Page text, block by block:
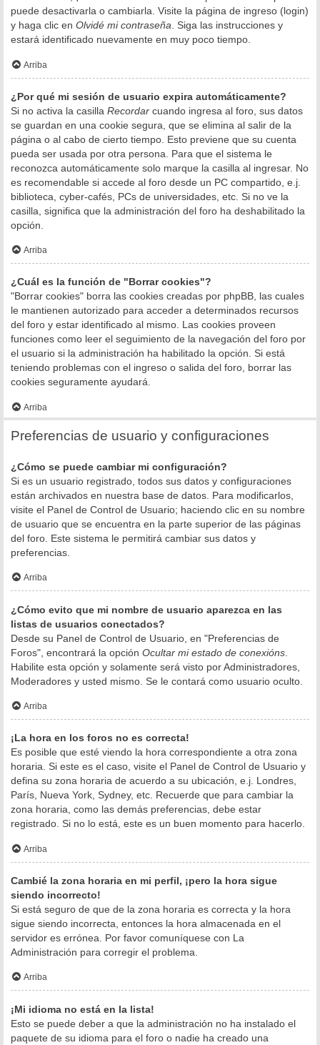
puede desactivarla o cambiarla. Visite la página de ingreso (login)
y haga clic en Olvidé mi contraseña. Siga las instrucciones y
estará identificado nuevamente en muy poco tiempo.
Arriba
¿Por qué mi sesión de usuario expira automáticamente?
Si no activa la casilla Recordar cuando ingresa al foro, sus datos
se guardan en una cookie segura, que se elimina al salir de la
página o al cabo de cierto tiempo. Esto previene que su cuenta
pueda ser usada por otra persona. Para que el sistema le
reconozca automáticamente solo marque la casilla al ingresar. No
es recomendable si accede al foro desde un PC compartido, e.j.
biblioteca, cyber-cafés, PCs de universidades, etc. Si no ve la
casilla, significa que la administración del foro ha deshabilitado la
opción.
Arriba
¿Cuál es la función de "Borrar cookies"?
"Borrar cookies" borra las cookies creadas por phpBB, las cuales
le mantienen autorizado para acceder a determinados recursos
del foro y estar identificado al mismo. Las cookies proveen
funciones como leer el seguimiento de la navegación del foro por
el usuario si la administración ha habilitado la opción. Si está
teniendo problemas con el ingreso o salida del foro, borrar las
cookies seguramente ayudará.
Arriba
Preferencias de usuario y configuraciones
¿Cómo se puede cambiar mi configuración?
Si es un usuario registrado, todos sus datos y configuraciones
están archivados en nuestra base de datos. Para modificarlos,
visite el Panel de Control de Usuario; haciendo clic en su nombre
de usuario que se encuentra en la parte superior de las páginas
del foro. Este sistema le permitirá cambiar sus datos y
preferencias.
Arriba
¿Cómo evito que mi nombre de usuario aparezca en las
listas de usuarios conectados?
Desde su Panel de Control de Usuario, en "Preferencias de
Foros", encontrará la opción Ocultar mi estado de conexións
Habilite esta opción y solamente será visto por Administradores,
Moderadores y usted mismo. Se le contará como usuario oculto.
Arriba
¡La hora en los foros no es correcta!
Es posible que esté viendo la hora correspondiente a otra zona
horaria. Si este es el caso, visite el Panel de Control de Usuario y
defina su zona horaria de acuerdo a su ubicación, e.j. Londres,
París, Nueva York, Sydney, etc. Recuerde que para cambiar la
zona horaria, como las demás preferencias, debe estar
registrado. Si no lo está, este es un buen momento para hacerlo.
Arriba
Cambié la zona horaria en mi perfil, ¡pero la hora sigue
siendo incorrecto!
Si está seguro de que de la zona horaria es correcta y la hora
sigue siendo incorrecta, entonces la hora almacenada en el
servidor es errónea. Por favor comuníquese con La
Administración para corregir el problema.
Arriba
¡Mi idioma no está en la lista!
Esto se puede deber a que la administración no ha instalado el
paquete de su idioma para el foro o nadie ha creado una